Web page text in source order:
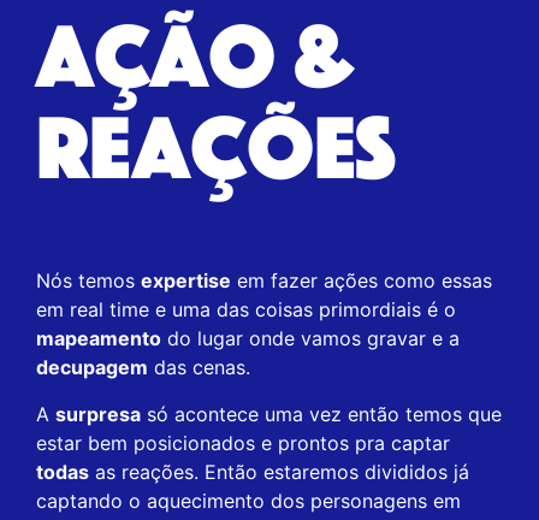
AÇÃO &
REAÇÕES
Nós temos expertise em fazer ações como essas
em real time e uma das coisas primordiais é o
mapeamento do lugar onde vamos gravar e a
decupagem das cenas.
A surpresa só acontece uma vez então temos que
estar bem posicionados e prontos pra captar
todas as reações. Então estaremos divididos já
captando o aquecimento dos personagens em